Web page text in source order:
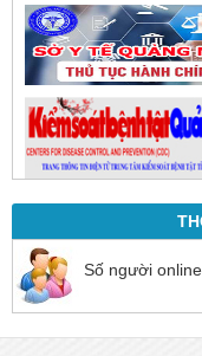
Số người